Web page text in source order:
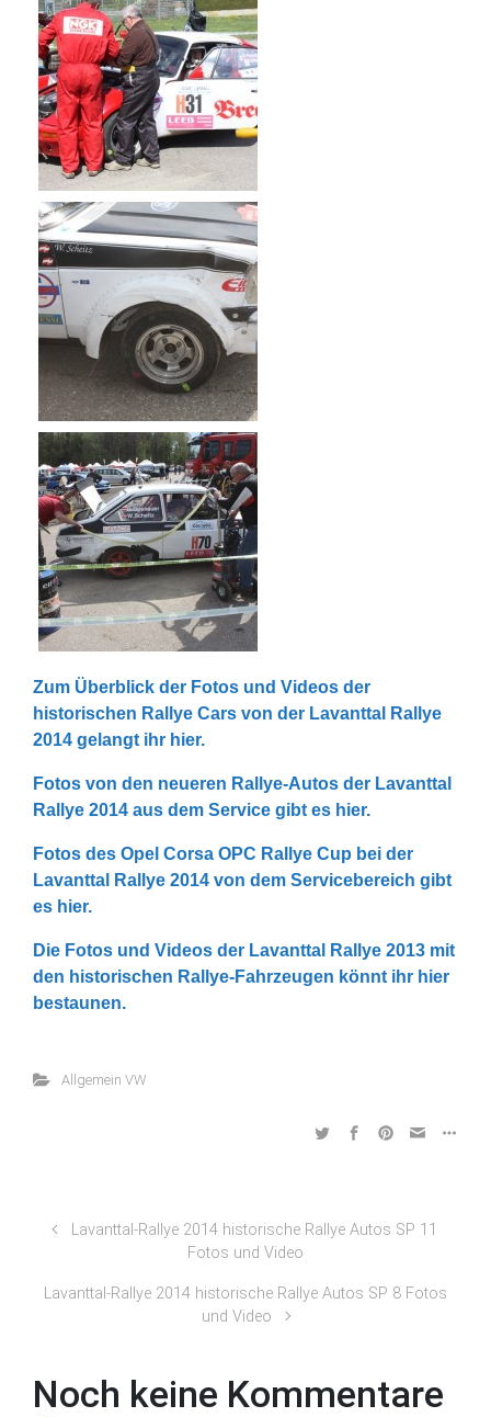
Zum Überblick der Fotos und Videos der
historischen Rallye Cars von der Lavanttal Rallye
2014 gelangt ihr hier.
Fotos von den neueren Rallye-Autos der Lavanttal
Rallye 2014 aus dem Service gibt es hier.
Fotos des Opel Corsa OPC Rallye Cup bei der
Lavanttal Rallye 2014 von dem Servicebereich gibt
es hier.
Die Fotos und Videos der Lavanttal Rallye 2013 mit
den historischen Rallye-Fahrzeugen könnt ihr hier
bestaunen.
Allgemein VW
Lavanttal-Rallye 2014 historische Rallye Autos SP 11
Fotos und Video
Lavanttal-Rallye 2014 historische Rallye Autos SP 8 Fotos
und Video
Noch keine Kommentare